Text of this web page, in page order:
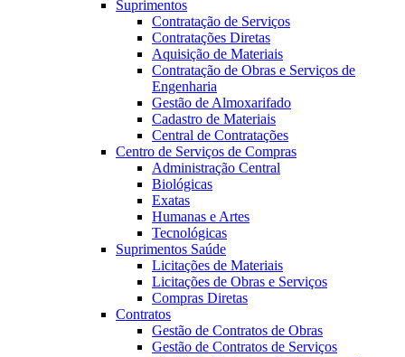
Suprimentos
Contratação de Serviços
Contratações Diretas
Aquisição de Materiais
Contratação de Obras e Serviços de
Engenharia
Gestão de Almoxarifado
Cadastro de Materiais
Central de Contratações
Centro de Serviços de Compras
Administração Central
Biológicas
Exatas
Humanas e Artes
Tecnológicas
Suprimentos Saúde
Licitações de Materiais
Licitações de Obras e Serviços
Compras Diretas
Contratos
Gestão de Contratos de Obras
Gestão de Contratos de Serviços